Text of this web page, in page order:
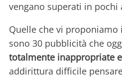
vengano superati in pochi
Quelle che vi
sono 30 pubblicità che
totalmente inappropriate
addirittura difficile